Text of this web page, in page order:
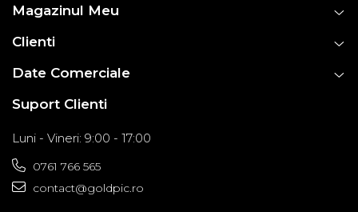
Magazinul Meu
Clienti
Date Comerciale
Suport Clienti
Luni - Vineri: 9:00 - 17:00
0761 766 565
contact@goldpic.ro